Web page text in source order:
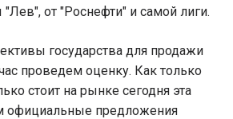
от "Роснефти" и самой лиги.
государства для продажи
проведем оценку. Как только
стоит на рынке сегодня эта
официальные предложения